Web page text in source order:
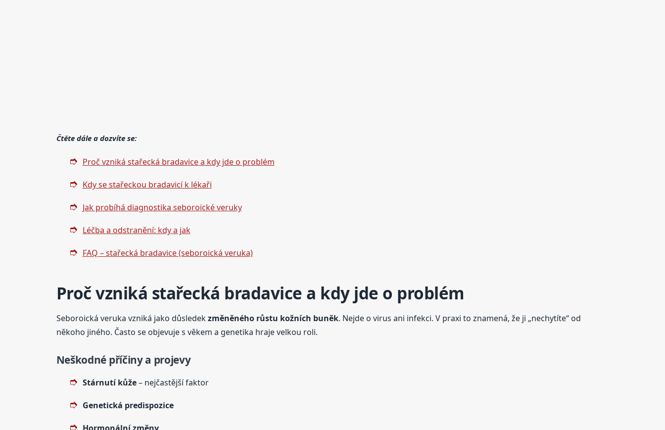
Čtěte dále a dozvíte se:
Proč vzniká stařecká bradavice a kdy jde o problém
Kdy se stařeckou bradavicí k lékaři
Jak probíhá diagnostika seboroické veruky
Léčba a odstranění: kdy a jak
FAQ – stařecká bradavice (seboroická veruka)
Proč vzniká stařecká bradavice a kdy jde o problém
Seboroická veruka vzniká jako důsledekzměněného růstu kožních buněk. Nejde o virus ani infekci. V praxi to znamená, že ji „nechytíte“ od
někoho jiného. Často se objevuje s věkem a genetika hraje velkou roli.
Neškodné příčiny a projevy
Stárnutí kůže– nejčastější faktor
Genetická predispozice
Hormonální změny